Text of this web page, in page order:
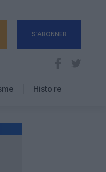
S'ABONNER
Histoire